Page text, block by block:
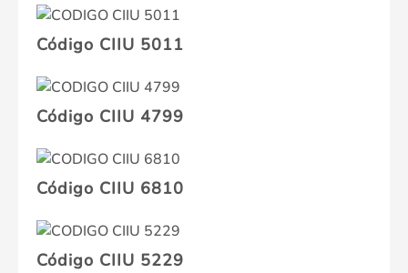
Código CIIU 5011
Código CIIU 4799
Código CIIU 6810
Código CIIU 5229